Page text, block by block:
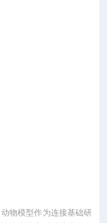
物模型作为连接基础研